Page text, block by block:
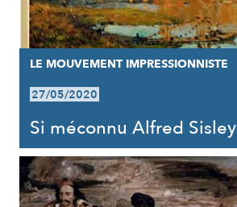
LE MOUVEMENT IMPRESSIONNISTE
27/05/2020
Si méconnu Alfred Sisley